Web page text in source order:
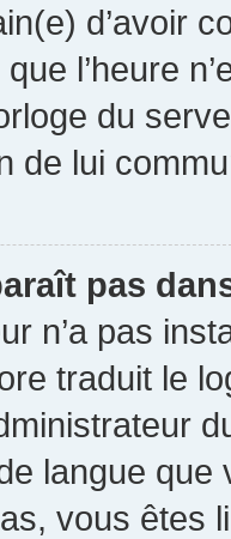
d’avoir
que l’heure
du
de lui
pas
n’a pas
traduit le
langue
vous êtes